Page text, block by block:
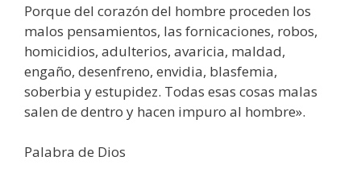
Porque del corazón del hombre proceden los
malos pensamientos, las fornicaciones, robos,
homicidios, adulterios, avaricia, maldad,
engaño, desenfreno, envidia, blasfemia,
soberbia y estupidez. Todas esas cosas malas
salen de dentro y hacen impuro al hombre».
Palabra de Dios